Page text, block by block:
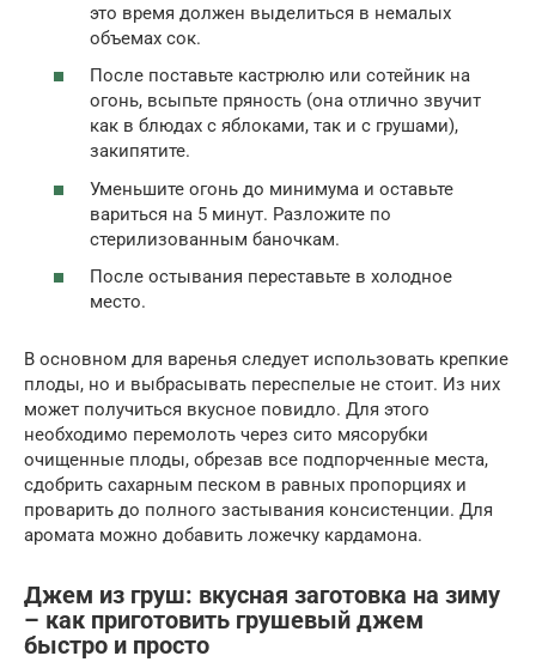
это время должен выделиться в немалых
объемах сок.
После поставьте кастрюлю или сотейник на
огонь, всыпьте пряность (она отлично звучит
как в блюдах с яблоками, так и с грушами),
закипятите.
Уменьшите огонь до минимума и оставьте
вариться на 5 минут. Разложите по
стерилизованным баночкам.
После остывания переставьте в холодное
место.
В основном для варенья следует использовать крепкие
плоды, но и выбрасывать переспелые не стоит. Из них
может получиться вкусное повидло. Для этого
необходимо перемолоть через сито мясорубки
очищенные плоды, обрезав все подпорченные места,
сдобрить сахарным песком в равных пропорциях и
проварить до полного застывания консистенции. Для
аромата можно добавить ложечку кардамона.
Джем из груш: вкусная заготовка на зиму
– как приготовить грушевый джем
быстро и просто